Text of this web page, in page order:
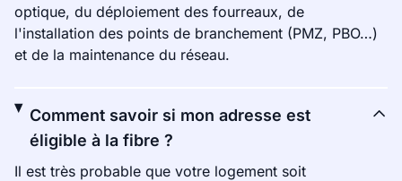
optique, du déploiement des fourreaux, de
l'installation des points de branchement (PMZ, PBO…)
et de la maintenance du réseau.
Comment savoir si mon adresse est
éligible à la fibre ?
Il est très probable que votre logement soit